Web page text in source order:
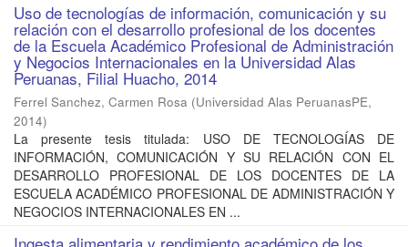
Uso de tecnologías de información, comunicación y su
relación con el desarrollo profesional de los docentes
de la Escuela Académico Profesional de Administración
y Negocios Internacionales en la Universidad Alas
Peruanas, Filial Huacho, 2014
Ferrel Sanchez, Carmen Rosa (Universidad Alas PeruanasPE,
2014)
La presente tesis titulada: USO DE TECNOLOGÍAS DE
INFORMACIÓN, COMUNICACIÓN Y SU RELACIÓN CON EL
DESARROLLO PROFESIONAL DE LOS DOCENTES DE LA
ESCUELA ACADÉMICO PROFESIONAL DE ADMINISTRACIÓN Y
NEGOCIOS INTERNACIONALES EN ...